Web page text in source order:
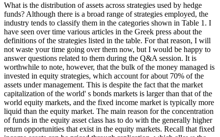
What is the distribution of assets across strategies used by hedge
funds? Although there is a broad range of strategies employed, the
industry tends to classify them in the categories shown in Table 1. I
have seen over time various articles in the Greek press about the
definitions of the strategies listed in the table. For that reason, I will
not waste your time going over them now, but I would be happy to
answer questions related to them during the Q&A session. It is
worthwhile to note, however, that the bulk of the money managed is
invested in equity strategies, which account for about 70% of the
assets under management. This is despite the fact that the market
capitalization of the world' s bonds markets is larger than that of the
world equity markets, and the fixed income market is typically more
liquid than the equity market. The main reason for the concentration
of funds in the equity asset class has to do with the generally higher
return opportunities that exist in the equity markets. Recall that fixed